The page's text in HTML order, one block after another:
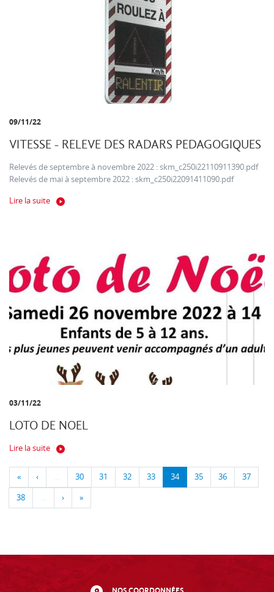
09/11/22
VITESSE - RELEVE DES RADARS PEDAGOGIQUES
Relevés de septembre à novembre 2022 : skm_c250i22110911390.pdf
Relevés de mai à septembre 2022 : skm_c250i22091411090.pdf
Lire la suite
03/11/22
LOTO DE NOEL
Lire la suite
« ‹ … 30 31 32 33 34 35 36 37
38 … › »